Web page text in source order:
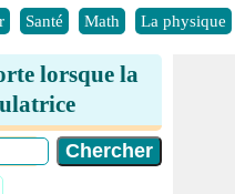
Santé Math La physique
lorsque la